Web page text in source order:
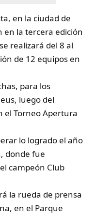
en la ciudad de
en la tercera edición
realizará del 8 al
de 12 equipos en
para los
luego del
el Torneo Apertura
lo logrado el año
donde fue
campeón Club
la rueda de prensa
en el Parque